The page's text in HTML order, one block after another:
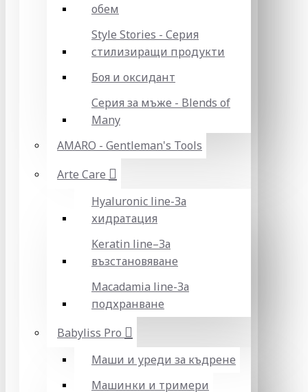
обем
Style Stories - Серия
стилизиращи продукти
Боя и оксидант
Серия за мъже - Blends of
Many
AMARO - Gentleman's Tools
Arte Care
Hyaluronic line-За
хидратация
Keratin line–За
възстановяване
Macadamia line-За
подхранване
Babyliss Pro
Маши и уреди за къдрене
Машинки и тримери